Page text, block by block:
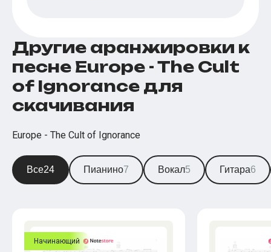
Другие аранжировки к
песне Europe - The Cult
of Ignorance для
скачивания
Europe - The Cult of Ignorance
Все24 Пианино7 Вокал5 Гитара6
Начинающий